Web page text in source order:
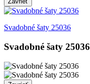
Svadobné šaty 25036
Svadobné šaty 25036